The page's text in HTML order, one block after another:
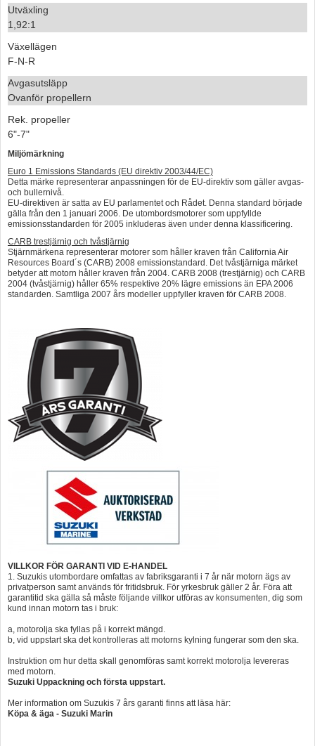
Utväxling
1,92:1
Växellägen
F-N-R
Avgasutsläpp
Ovanför propellern
Rek. propeller
6"-7"
Miljömärkning
Euro 1 Emissions Standards (EU direktiv 2003/44/EC)
Detta märke representerar anpassningen för de EU-direktiv som gäller avgas-
och bullernivå.
EU-direktiven är satta av EU parlamentet och Rådet. Denna standard började
gälla från den 1 januari 2006. De utombordsmotorer som uppfyllde
emissionsstandarden för 2005 inkluderas även under denna klassificering.
CARB trestjärnig och tvåstjärnig
Stjärnmärkena representerar motorer som håller kraven från California Air
Resources Board´s (CARB) 2008 emissionstandard. Det tvåstjärniga märket
betyder att motorn håller kraven från 2004. CARB 2008 (trestjärnig) och CARB
2004 (tvåstjärnig) håller 65% respektive 20% lägre emissions än EPA 2006
standarden. Samtliga 2007 års modeller uppfyller kraven för CARB 2008.
VILLKOR FÖR GARANTI VID E-HANDEL
1. Suzukis utombordare omfattas av fabriksgaranti i 7 år när motorn ägs av
privatperson samt används för fritidsbruk. För yrkesbruk gäller 2 år. Föra att
garantitid ska gälla så måste följande villkor utföras av konsumenten, dig som
kund innan motorn tas i bruk:
a, motorolja ska fyllas på i korrekt mängd.
b, vid uppstart ska det kontrolleras att motorns kylning fungerar som den ska.
Instruktion om hur detta skall genomföras samt korrekt motorolja levereras
med motorn.
Suzuki Uppackning och första uppstart.
Mer information om Suzukis 7 års garanti finns att läsa här:
Köpa & äga - Suzuki Marin